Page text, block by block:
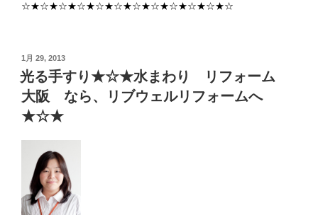
☆★☆★☆★☆★☆★☆★☆★☆★☆★☆★☆★☆
投
稿
日:
1月 29, 2013
光る手すり★☆★水まわり リフォーム
大阪 なら、リブウェルリフォームへ
★☆★